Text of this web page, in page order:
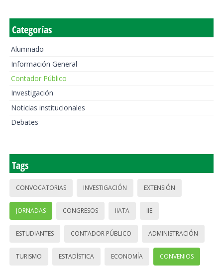
Categorías
Alumnado
Información General
Contador Público
Investigación
Noticias institucionales
Debates
Tags
CONVOCATORIAS INVESTIGACIÓN EXTENSIÓN
JORNADAS CONGRESOS IIATA IIE
ESTUDIANTES CONTADOR PÚBLICO ADMINISTRACIÓN
TURISMO ESTADÍSTICA ECONOMÍA CONVENIOS